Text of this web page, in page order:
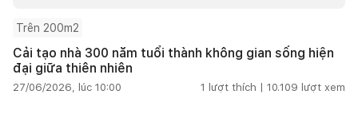
Trên 200m2
Cải tạo nhà 300 năm tuổi thành không gian sống hiện
đại giữa thiên nhiên
27/06/2026, lúc 10:00 1 lượt thích | 10.109 lượt xem